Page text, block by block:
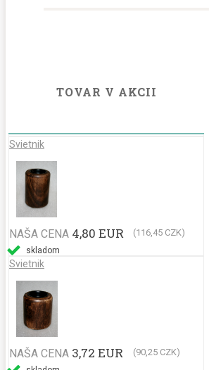
TOVAR V AKCII
Svietnik
NAŠA CENA 4,80 EUR (116,45 CZK)
skladom
Svietnik
NAŠA CENA 3,72 EUR (90,25 CZK)